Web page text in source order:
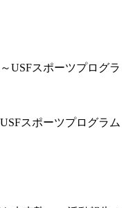
スポーツプログラム